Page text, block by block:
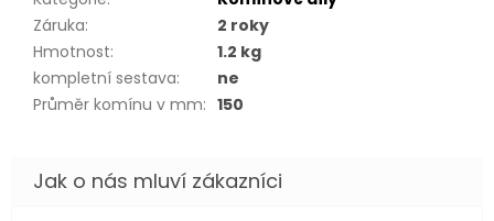
Záruka:
2 roky
Hmotnost:
1.2 kg
kompletní sestava:
ne
Průměr komínu v mm: 150